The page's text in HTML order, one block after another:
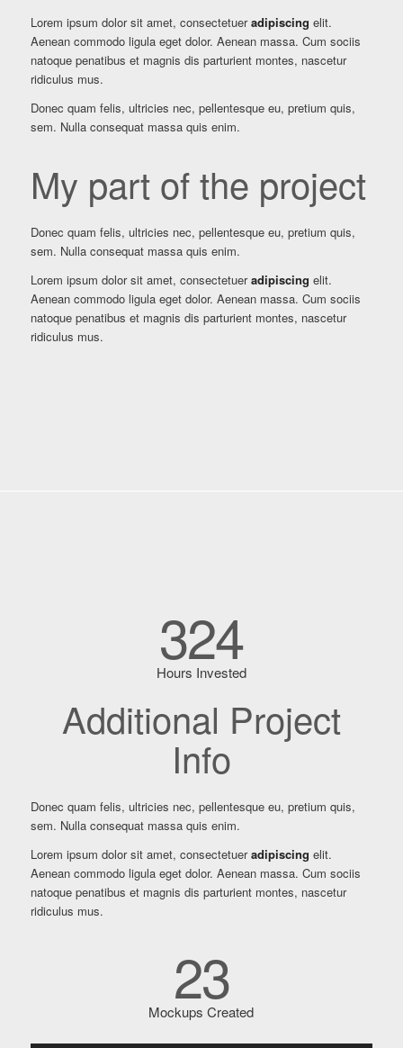
Lorem ipsum dolor sit amet, consectetueradipiscing elit.
Aenean commodo ligula eget dolor. Aenean massa. Cum sociis
natoque penatibus et magnis dis parturient montes, nascetur
ridiculus mus.
Donec quam felis, ultricies nec, pellentesque eu, pretium quis,
sem. Nulla consequat massa quis enim.
My part of the project
Donec quam felis, ultricies nec, pellentesque eu, pretium quis,
sem. Nulla consequat massa quis enim.
Lorem ipsum dolor sit amet, consectetueradipiscing elit.
Aenean commodo ligula eget dolor. Aenean massa. Cum sociis
natoque penatibus et magnis dis parturient montes, nascetur
ridiculus mus.
324
Hours Invested
Additional Project
Info
Donec quam felis, ultricies nec, pellentesque eu, pretium quis,
sem. Nulla consequat massa quis enim.
Lorem ipsum dolor sit amet, consectetueradipiscing elit.
Aenean commodo ligula eget dolor. Aenean massa. Cum sociis
natoque penatibus et magnis dis parturient montes, nascetur
ridiculus mus.
23
Mockups Created